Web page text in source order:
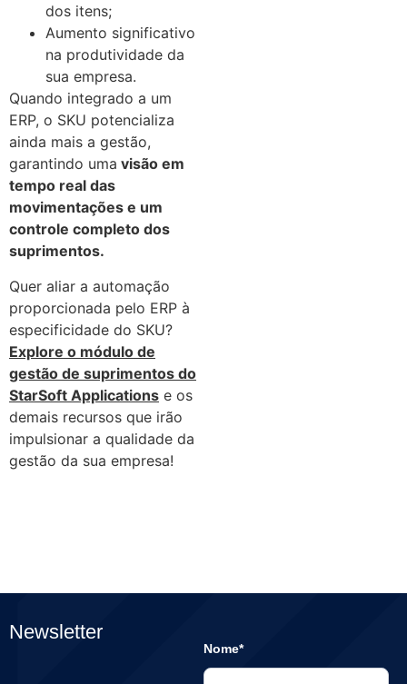
dos itens;
Aumento significativo
na produtividade da
sua empresa.
Quando integrado a um
ERP, o SKU potencializa
ainda mais a gestão,
garantindo uma visão em
tempo real das
movimentações e um
controle completo dos
suprimentos.
Quer aliar a automação
proporcionada pelo ERP à
especificidade do SKU?
Explore o módulo de
gestão de suprimentos do
StarSoft Applications e os
demais recursos que irão
impulsionar a qualidade da
gestão da sua empresa!
Newsletter
Nome*